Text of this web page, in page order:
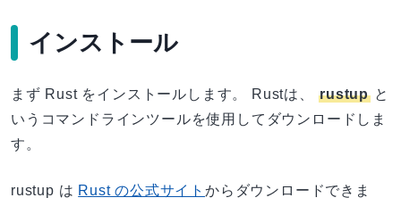
インストール
まず Rust をインストールします。 Rustは、 rustupと
いうコマンドラインツールを使用してダウンロードしま
す。
rustup は Rust の公式サイトからダウンロードできま